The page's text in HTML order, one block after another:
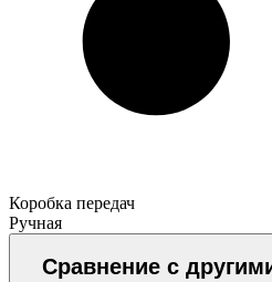
Коробка передач
Ручная
Сравнение с